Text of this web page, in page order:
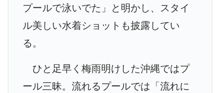
プールで泳いでた」と明かし、スタイ
ル美しい水着ショットも披露してい
る。
ひと足早く梅雨明けした沖縄ではプ
ール三昧。流れるプールでは「流れに